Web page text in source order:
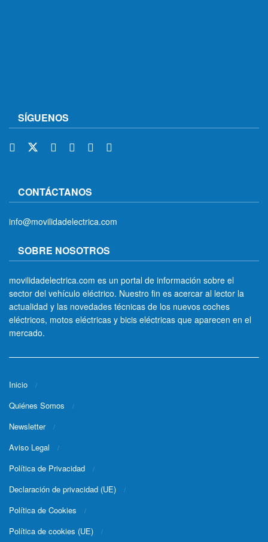
SÍGUENOS
CONTÁCTANOS
info@movilidadelectrica.com
SOBRE NOSOTROS
movilidadelectrica.com es un portal de información sobre el
sector del vehículo eléctrico. Nuestro fin es acercar al lector la
actualidad y las novedades técnicas de los nuevos coches
eléctricos, motos eléctricas y bicis eléctricas que aparecen en el
mercado.
Inicio
Quiénes Somos
Newsletter
Aviso Legal
Política de Privacidad
Declaración de privacidad (UE)
Política de Cookies
Política de cookies (UE)